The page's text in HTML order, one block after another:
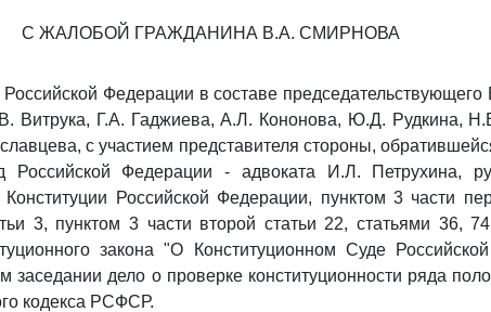
С ЖАЛОБОЙ ГРАЖДАНИНА В.А. СМИРНОВА
Федерации в составе
Витрука, Г.А. Гаджиева, А.Л. Кононова, Ю.Д. Рудкина,
с участием представителя стороны,
Российской Федерации - адвоката И.Л. Петрухина,
Конституции Российской Федерации, пунктом 3 части
3, пунктом 3 части второй статьи 22, статьями 36,
закона "О Конституционном Суде
заседании дело о проверке конституционности ряда
кодекса РСФСР.